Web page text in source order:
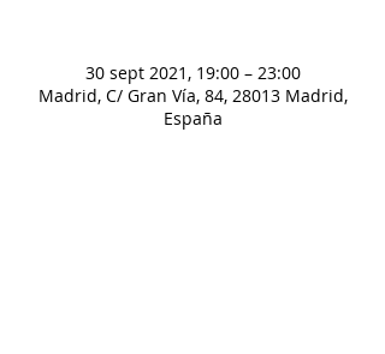
30 sept 2021, 19:00 – 23:00
Madrid, C/ Gran Vía, 84, 28013 Madrid,
España